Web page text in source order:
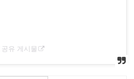
유 게시물